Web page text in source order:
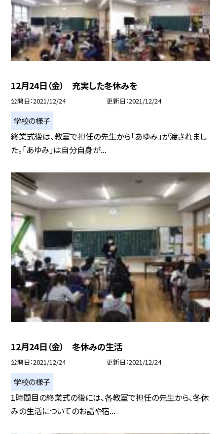
12月24日（金） 充実した冬休みを
公開日 2021/12/24 更新日 2021/12/24
学校の様子
終業式後は、教室で担任の先生から「あゆみ」が渡されまし
た。「あゆみ」は自分自身が...
12月24日（金） 冬休みの生活
公開日 2021/12/24 更新日 2021/12/24
学校の様子
1時間目の終業式の後には、各教室で担任の先生から、冬休
みの生活についてのお話や宿...